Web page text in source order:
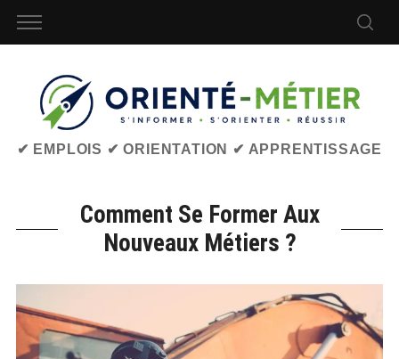
✔ EMPLOIS ✔ ORIENTATION ✔ APPRENTISSAGE
Comment Se Former Aux
Nouveaux Métiers ?